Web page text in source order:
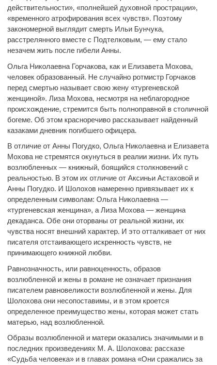
действительности», «полнейшей духовной прострации»,
«временного атрофирования всех чувств». Поэтому
закономерной выглядит смерть Ильи Бунчука,
расстрелянного вместе с Подтелковым, — ему стало
незачем жить после гибели Анны.
Ольга Николаевна Горчакова, как и Елизавета Мохова,
человек образованный. Не случайно ротмистр Горчаков
перед смертью называет свою жену «тургеневской
женщиной». Лиза Мохова, несмотря на неблагородное
происхождение, стремится быть полноправной в столичной
богеме. Об этом красноречиво рассказывает найденный
казаками дневник погибшего офицера.
В отличие от Анны Погудко, Ольга Николаевна и Елизавета
Мохова не стремятся окунуться в реалии жизни. Их путь
возлюбленных — книжный, боящийся столкновений с
реальностью. В этом их отличие от Аксиньи Астаховой и
Анны Погудко. И Шолохов намеренно привязывает их к
определенным символам: Ольга Николаевна —
«тургеневская женщина», а Лиза Мохова — женщина
декаданса. Обе они оторваны от реальной жизни, их
чувства носят внешний характер. И это отталкивает от них
писателя отстаивающего искренность чувств, не
принимающего книжной любви.
Равнозначность, или равноценность, образов
возлюбленной и жены в романе не означает признания
писателем равновеликости возлюбленной и жены. Для
Шолохова они несопоставимы, и в этом кроется
определенное преимущество жены, которая может стать
матерью, над возлюбленной.
Образы возлюбленной и матери оказались значимыми и в
последних произведениях М. А. Шолохова: рассказе
«Судьба человека» и в главах романа «Они сражались за